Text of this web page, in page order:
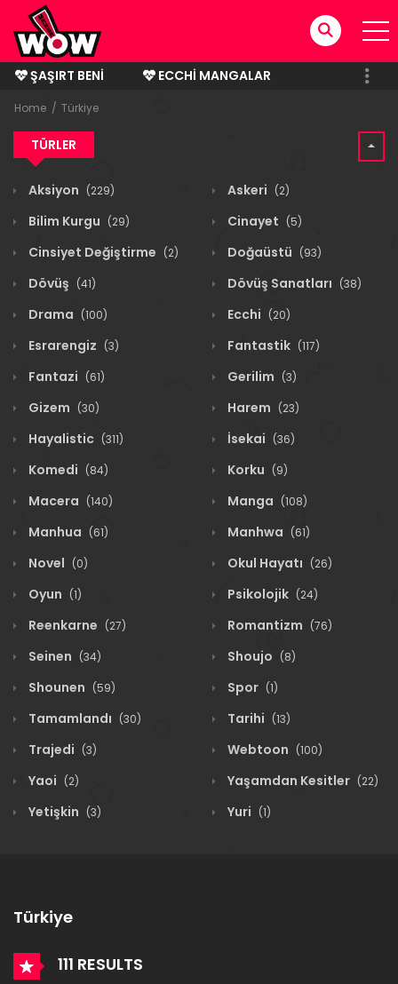
ŞAŞIRT BENI
ECCHI MANGALAR
BITMIŞ MANGALAR
Home Türkiye
TÜRLER
Aksiyon (229) Askeri (2)
Bilim Kurgu (29) Cinayet (5)
Cinsiyet Değiştirme (2) Doğaüstü (93)
Dövüş (41) Dövüş Sanatları (38)
Drama (100) Ecchi (20)
Esrarengiz (3) Fantastik (117)
Fantazi (61) Gerilim (3)
Gizem (30) Harem (23)
Hayalistic (311) İsekai (36)
Komedi (84) Korku (9)
Macera (140) Manga (108)
Manhua (61) Manhwa (61)
Novel (0) Okul Hayatı (26)
Oyun (1) Psikolojik (24)
Reenkarne (27) Romantizm (76)
Seinen (34) Shoujo (8)
Shounen (59) Spor (1)
Tamamlandı (30) Tarihi (13)
Trajedi (3) Webtoon (100)
Yaoi (2) Yaşamdan Kesitler (22)
Yetişkin (3) Yuri (1)
Türkiye
111 RESULTS